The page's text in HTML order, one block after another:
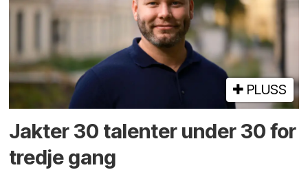
PLUSS
Jakter 30 talenter under 30 for
tredje gang